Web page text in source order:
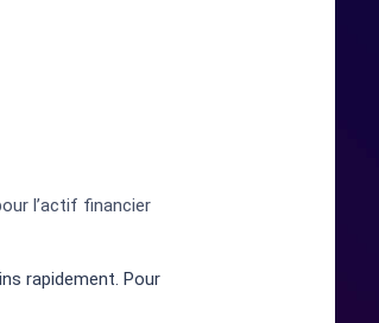
l’actif financier
rapidement. Pour